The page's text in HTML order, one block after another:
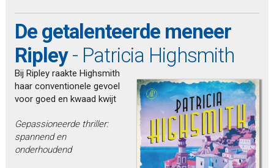
De getalenteerde meneer
Ripley- Patricia Highsmith
Bij Ripley raakte Highsmith
haar conventionele gevoel
voor goed en kwaad kwijt
Gepassioneerde thriller:
spannend en
onderhoudend